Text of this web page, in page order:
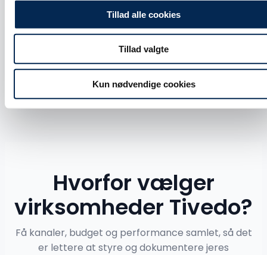
Tillad alle cookies
Tillad valgte
Kun nødvendige cookies
Meta CTR
over markedsniveau
Se, hvad Tivedo kan løfte i dine kampagner
Hvorfor vælger
virksomheder Tivedo?
Få kanaler, budget og performance samlet, så det
er lettere at styre og dokumentere jeres